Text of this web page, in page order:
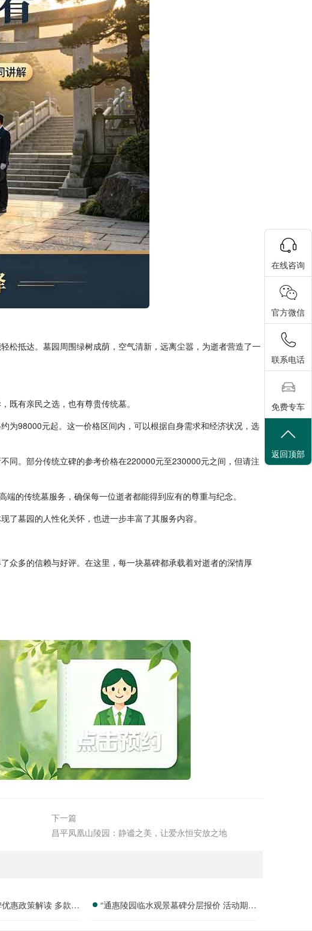
松抵达。墓园周围绿树成荫，空气清新，远离尘嚣，为逝者营造了一
既有亲民之选，也有尊贵传统墓。
为98000元起。这一价格区间内，可以根据自身需求和经济状况，选
同。部分传统立碑的参考价格在220000元至230000元之间，但请注
的传统墓服务，确保每一位逝者都能得到应有的尊重与纪念。
墓园的人性化关怀，也进一步丰富了其服务内容。
众多的信赖与好评。在这里，每一块墓碑都承载着对逝者的深情厚
下一篇
昌平凤凰山陵园：静谧之美，让爱永恒安放之地
惠政策解读 多款特
“通惠陵园临水观景墓碑分层报价 活动期免
在线咨询
官方微信
联系电话
免费专车
返回顶部